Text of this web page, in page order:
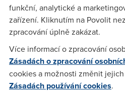
Nextrou.Sluzbu mam od samého
nemam odkoupený. Prosím
takový peníze za shit službu.Pište
Petr(9.3.2004 13:57:47)
zkus napsat vypoved z duvodu
funkční, analytické a
zařízení. Kliknutím na Povolit
zpracování úplně zakázat.
Více informací o zpracování
Zásadách o zpracování
cookies a možnosti změnit
Zásadách používání cookies.